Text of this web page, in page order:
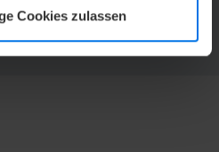
Cookies zulassen